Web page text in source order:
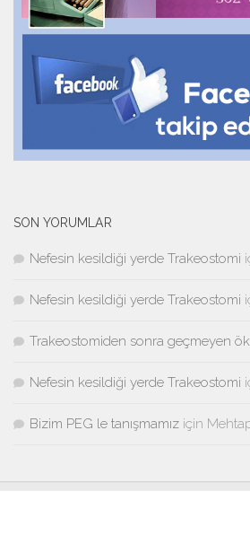
SON YORUMLAR
Nefesin kesildiği yerde Trakeostomi
Nefesin kesildiği yerde Trakeostomi
Trakeostomiden sonra geçmeyen
Nefesin kesildiği yerde Trakeostomi
Bizim PEG le tanışmamız için